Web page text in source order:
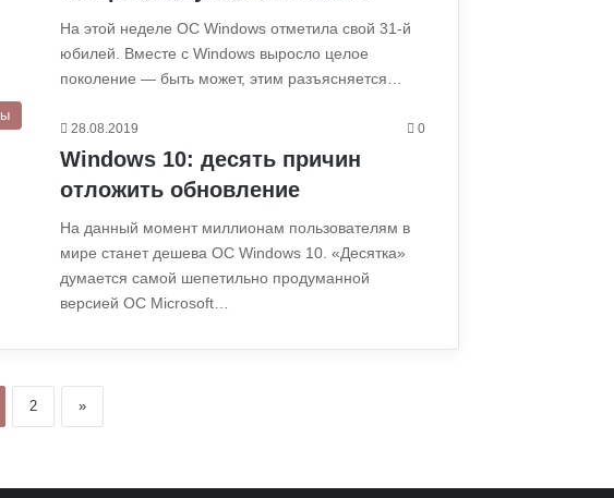
На этой неделе ОС Windows отметила свой 31-й
юбилей. Вместе с Windows выросло целое
поколение — быть может, этим разъясняется…
28.08.2019 0
Windows 10: десять причин
отложить обновление
На данный момент миллионам пользователям в
мире станет дешева ОС Windows 10. «Десятка»
думается самой шепетильно продуманной
версией ОС Microsoft…
2 »